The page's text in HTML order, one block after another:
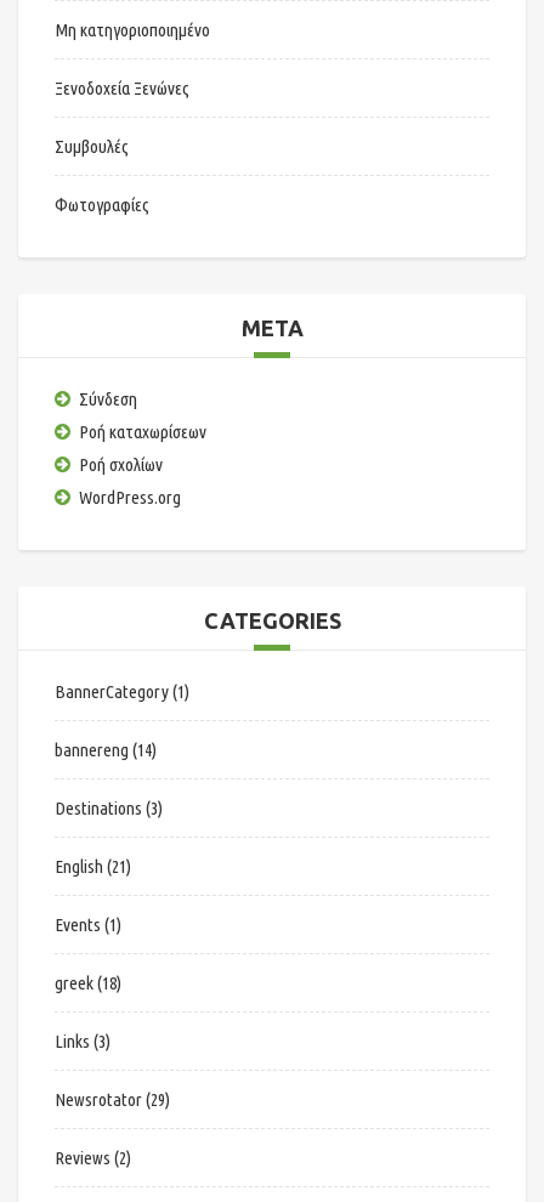
Μη κατηγοριοποιημένο
Ξενοδοχεία Ξενώνες
Συμβουλές
Φωτογραφίες
META
Σύνδεση
Ροή καταχωρίσεων
Ροή σχολίων
WordPress.org
CATEGORIES
BannerCategory(1)
bannereng (14)
Destinations (3)
English (21)
Events (1)
greek(18)
Links (3)
Newsrotator(29)
Reviews (2)